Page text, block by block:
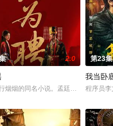
晚媚的双重背叛。她从恨意中涅槃
2.0
烟烟的同名小说。孟廷辉，大平王朝
第23
我当卧
程序员李